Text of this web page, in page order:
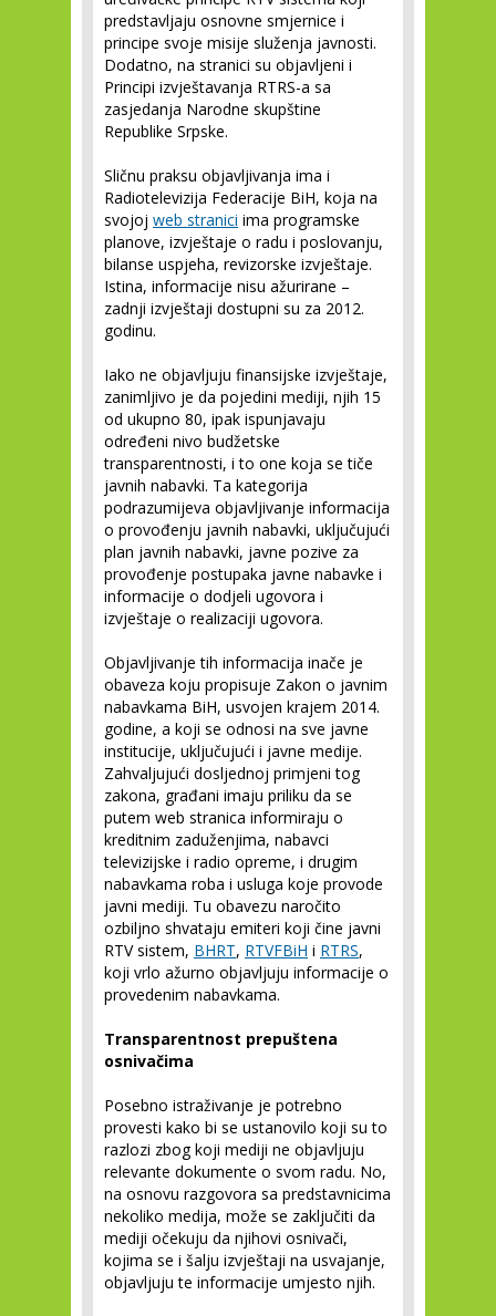
predstavljaju osnovne smjernice i
principe svoje misije služenja javnosti.
Dodatno, na stranici su objavljeni i
Principi izvještavanja RTRS-a sa
zasjedanja Narodne skupštine
Republike Srpske.
Sličnu praksu objavljivanja ima i
Radiotelevizija Federacije BiH, koja na
svojoj web stranici ima programske
planove, izvještaje o radu i poslovanju,
bilanse uspjeha, revizorske izvještaje.
Istina, informacije nisu ažurirane –
zadnji izvještaji dostupni su za 2012.
godinu.
Iako ne objavljuju finansijske izvještaje,
zanimljivo je da pojedini mediji, njih 15
od ukupno 80, ipak ispunjavaju
određeni nivo budžetske
transparentnosti, i to one koja se tiče
javnih nabavki. Ta kategorija
podrazumijeva objavljivanje informacija
o provođenju javnih nabavki, uključujući
plan javnih nabavki, javne pozive za
provođenje postupaka javne nabavke i
informacije o dodjeli ugovora i
izvještaje o realizaciji ugovora.
Objavljivanje tih informacija inače je
obaveza koju propisuje Zakon o javnim
nabavkama BiH, usvojen krajem 2014.
godine, a koji se odnosi na sve javne
institucije, uključujući i javne medije.
Zahvaljujući dosljednoj primjeni tog
zakona, građani imaju priliku da se
putem web stranica informiraju o
kreditnim zaduženjima, nabavci
televizijske i radio opreme, i drugim
nabavkama roba i usluga koje provode
javni mediji. Tu obavezu naročito
ozbiljno shvataju emiteri koji čine javni
RTV sistem, BHRT, RTVFBiH i RTRS,
koji vrlo ažurno objavljuju informacije o
provedenim nabavkama.
Transparentnost prepuštena
osnivačima
Posebno istraživanje je potrebno
provesti kako bi se ustanovilo koji su to
razlozi zbog koji mediji ne objavljuju
relevante dokumente o svom radu. No,
na osnovu razgovora sa predstavnicima
nekoliko medija, može se zaključiti da
mediji očekuju da njihovi osnivači,
kojima se i šalju izvještaji na usvajanje,
objavljuju te informacije umjesto njih.